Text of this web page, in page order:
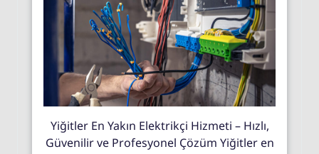
Yiğitler En Yakın Elektrikçi Hizmeti – Hızlı,
Güvenilir ve Profesyonel Çözüm Yiğitler en